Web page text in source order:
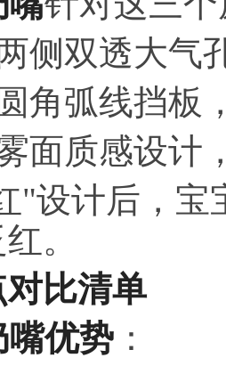
侧双透大气
圆角弧线挡
雾面质感设计
"设计后，宝
。
比清单
优势 ：